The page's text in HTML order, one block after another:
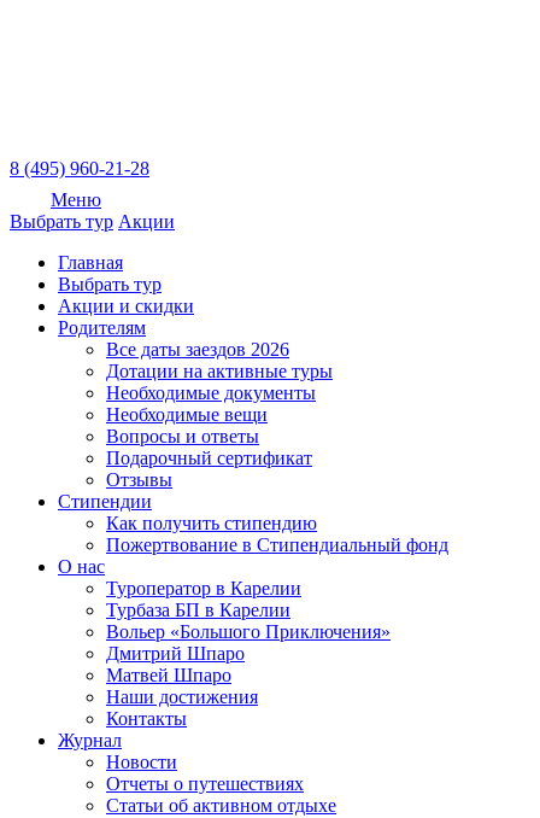
8 (495) 960-21-28
Меню
Выбрать тур Акции
Главная
Выбрать тур
Акции и скидки
Родителям
Все даты заездов 2026
Дотации на активные туры
Необходимые документы
Необходимые вещи
Вопросы и ответы
Подарочный сертификат
Отзывы
Стипендии
Как получить стипендию
Пожертвование в Стипендиальный фонд
О нас
Туроператор в Карелии
Турбаза БП в Карелии
Вольер «Большого Приключения»
Дмитрий Шпаро
Матвей Шпаро
Наши достижения
Контакты
Журнал
Новости
Отчеты о путешествиях
Статьи об активном отдыхе